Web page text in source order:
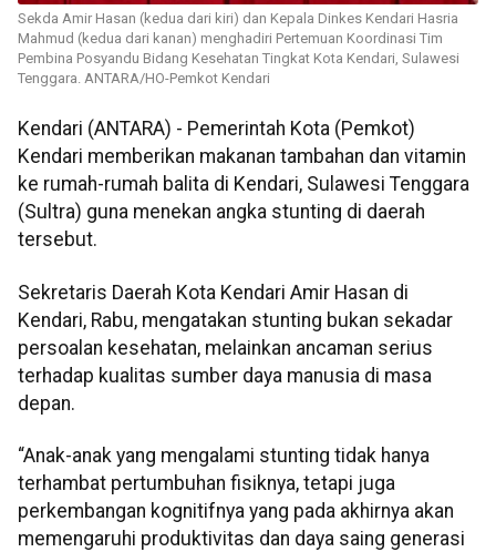
Sekda Amir Hasan (kedua dari kiri) dan Kepala Dinkes Kendari Hasria
Mahmud (kedua dari kanan) menghadiri Pertemuan Koordinasi Tim
Pembina Posyandu Bidang Kesehatan Tingkat Kota Kendari, Sulawesi
Tenggara. ANTARA/HO-Pemkot Kendari
Kendari (ANTARA) - Pemerintah Kota (Pemkot)
Kendari memberikan makanan tambahan dan vitamin
ke rumah-rumah balita di Kendari, Sulawesi Tenggara
(Sultra) guna menekan angka stunting di daerah
tersebut.
Sekretaris Daerah Kota Kendari Amir Hasan di
Kendari, Rabu, mengatakan stunting bukan sekadar
persoalan kesehatan, melainkan ancaman serius
terhadap kualitas sumber daya manusia di masa
depan.
“Anak-anak yang mengalami stunting tidak hanya
terhambat pertumbuhan fisiknya, tetapi juga
perkembangan kognitifnya yang pada akhirnya akan
memengaruhi produktivitas dan daya saing generasi